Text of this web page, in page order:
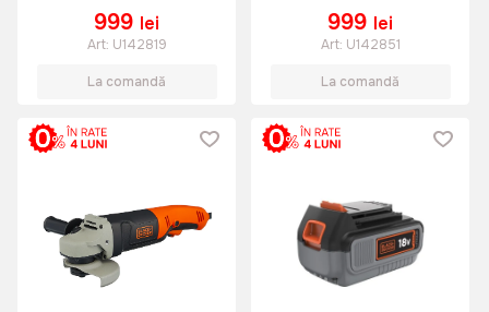
999 lei
Art: U142819
La comandă
999 lei
Art: U142851
La comandă